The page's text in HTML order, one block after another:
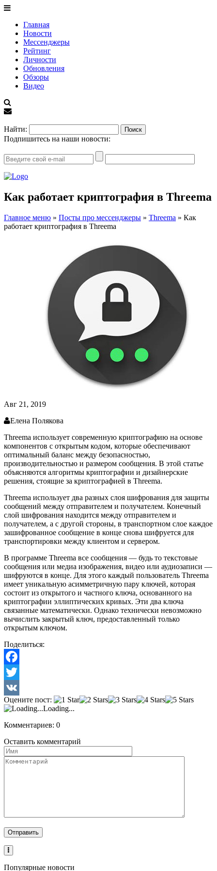
Главная
Новости
Мессенджеры
Рейтинг
Личности
Обновления
Обзоры
Видео
Найти:
Подпишитесь на наши новости:
Как работает криптография в Threema
Главное меню » Посты про мессенджеры » Threema » Как
работает криптография в Threema
Авг 21, 2019
Елена Полякова
Threema использует современную криптографию на основе
компонентов с открытым кодом, которые обеспечивают
оптимальный баланс между безопасностью,
производительностью и размером сообщения. В этой статье
объясняются алгоритмы криптографии и дизайнерские
решения, стоящие за криптографией в Threema.
Threema использует два разных слоя шифрования для защиты
сообщений между отправителем и получателем. Конечный
слой шифрования находится между отправителем и
получателем, а с другой стороны, в транспортном слое каждое
зашифрованное сообщение в конце снова шифруется для
транспортировки между клиентом и сервером.
В программе Threema все сообщения — будь то текстовые
сообщения или медиа изображения, видео или аудиозаписи —
шифруются в конце. Для этого каждый пользователь Threema
имеет уникальную асимметричную пару ключей, которая
состоит из открытого и частного ключа, основанного на
криптографии эллиптических кривых. Эти два ключа
связанные математически. Однако технически невозможно
вычислить закрытый ключ, предоставленный только
открытым ключом.
Поделиться:
Facebook
Twitter
VK
Оцените пост:
Loading...
Комментариев: 0
Оставить комментарий
Популярные новости